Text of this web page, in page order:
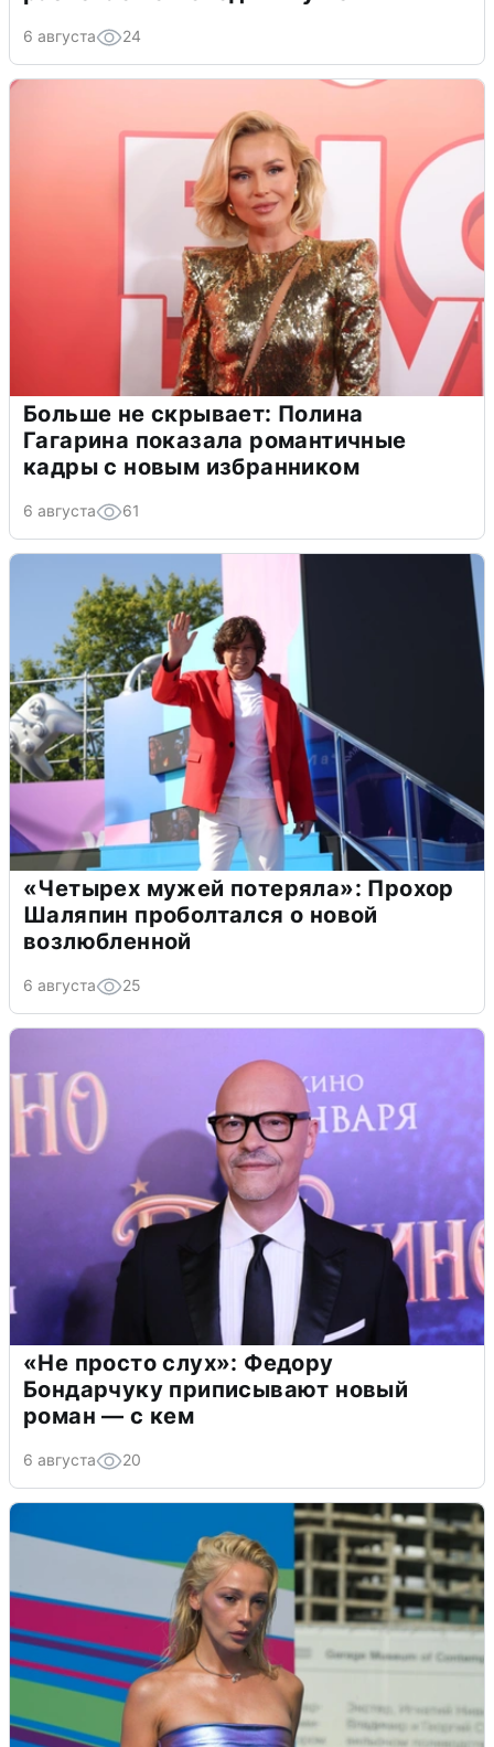
6 августа 24
Больше не скрывает: Полина
Гагарина показала романтичные
кадры с новым избранником
6 августа 61
«Четырех мужей потеряла»: Прохор
Шаляпин проболтался о новой
возлюбленной
6 августа 25
«Не просто слух»: Федору
Бондарчуку приписывают новый
роман — с кем
6 августа 20